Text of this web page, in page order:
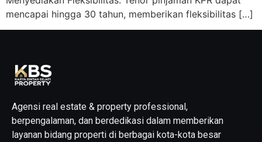
mencapai hingga 30 tahun, memberikan fleksibilitas […]
Agensi real estate & property professional,
berpengalaman, dan berdedikasi dalam memberikan
layanan bidang properti di berbagai kota-kota besar